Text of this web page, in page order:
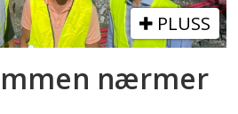
PLUSS
nærmer